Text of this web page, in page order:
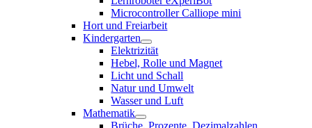
Microcontroller Calliope mini
Hort und Freiarbeit
Kindergarten
Elektrizität
Hebel, Rolle und Magnet
Licht und Schall
Natur und Umwelt
Wasser und Luft
Mathematik
Brüche, Prozente, Dezimalzahlen